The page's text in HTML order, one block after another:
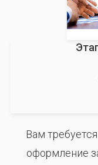
Вам
оформление